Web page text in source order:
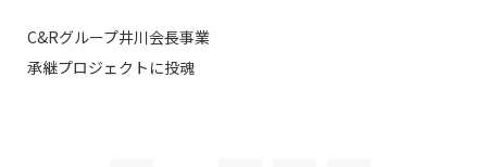
C&Rグループ井川会長事業
承継プロジェクトに投魂